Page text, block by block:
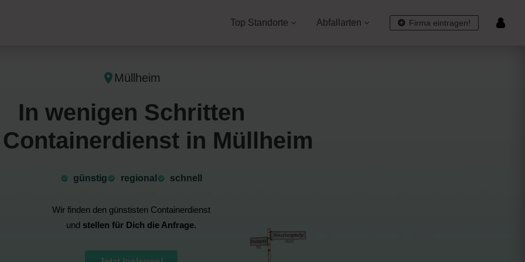
Firma eintragen!
Top Standorte Abfallarten
Müllheim
In wenigen Schritten
in Müllheim
günstig ⁠regional schnell
Wir finden den günstisten Containerdienst
und stellen für Dich die Anfrage.